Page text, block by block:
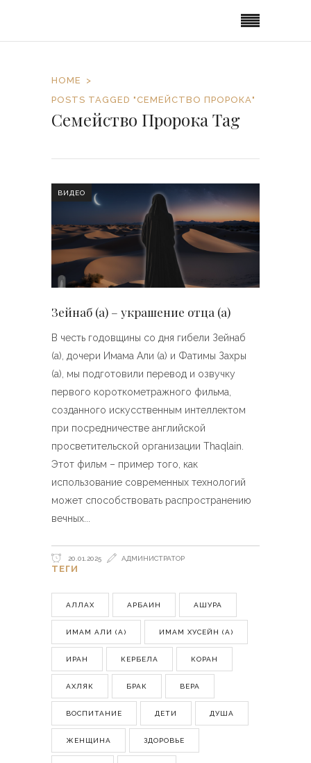
HOME
POSTS TAGGED "СЕМЕЙСТВО ПРОРОКА"
Семейство Пророка Tag
ВИДЕО
Зейнаб (а) – украшение отца (а)
В честь годовщины со дня гибели Зейнаб
(а), дочери Имама Али (а) и Фатимы Захры
(а), мы подготовили перевод и озвучку
первого короткометражного фильма,
созданного искусственным интеллектом
при посредничестве английской
просветительской организации Thaqlain.
Этот фильм – пример того, как
использование современных технологий
может способствовать распространению
вечных
20.01.2025 АДМИНИСТРАТОР
ТЕГИ
АЛЛАХ АРБАИН АШУРА
ИМАМ АЛИ (А) ИМАМ ХУСЕЙН (А)
ИРАН КЕРБЕЛА КОРАН
АХЛЯК БРАК ВЕРА
ВОСПИТАНИЕ ДЕТИ ДУША
ЖЕНЩИНА ЗДОРОВЬЕ